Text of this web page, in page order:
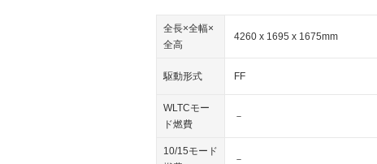
全長×全幅×
全高
4260 x 1695 x 1675mm
駆動形式 FF
WLTCモー
ド燃費
－
10/15モード
－